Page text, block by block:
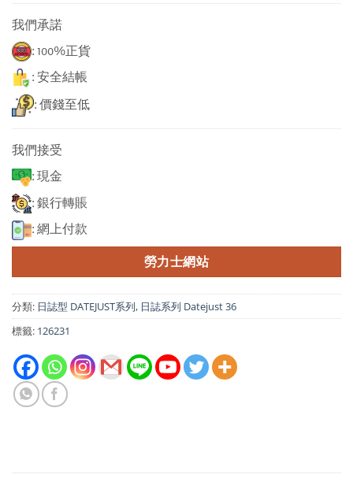
我們承諾
: 100%正貨
: 安全結帳
: 價錢至低
我們接受
: 現金
: 銀行轉賬
: 網上付款
勞力士網站
分類: 日誌型 DATEJUST系列, 日誌系列 Datejust 36
標籤: 126231